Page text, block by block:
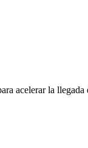
acelerar la